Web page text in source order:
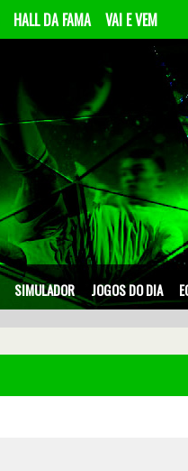
HALL DA FAMA VAI E VEM
SIMULADOR JOGOS DO DIA